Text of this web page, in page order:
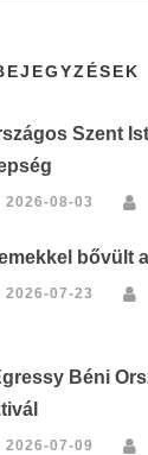
Szent
2026-08-03
bővült
2026-07-23
Béni
2026-07-09